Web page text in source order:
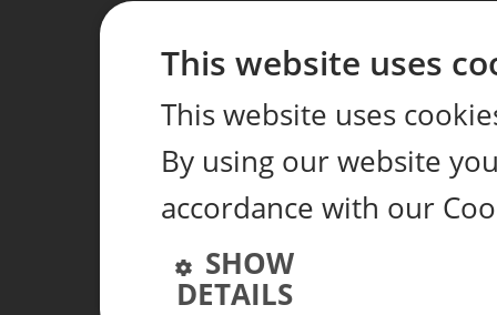
This website uses
This website uses
By using our website
accordance with our
SHOW
DETAILS